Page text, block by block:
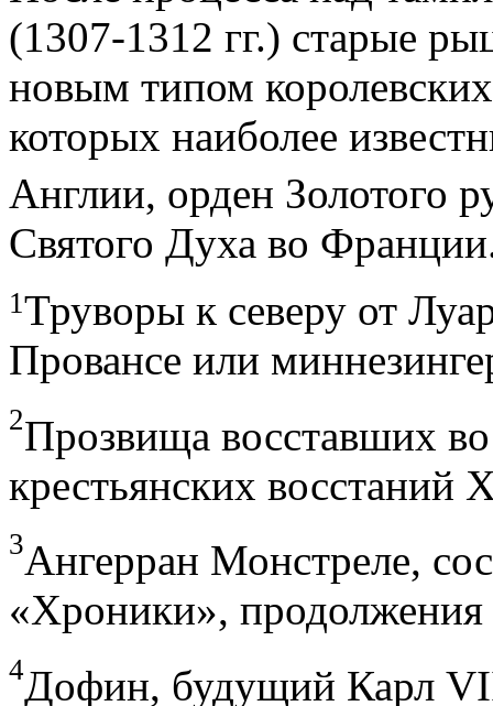
(1307-1312 гг.) старые
новым типом
которых наиболее
Англии, орден Золотого
Святого Духа во
1Труворы к северу от
Провансе или
2Прозвища восставших
крестьянских восстаний
3Ангерран Монстреле,
«Хроники»,
4Дофин, будущий Карл